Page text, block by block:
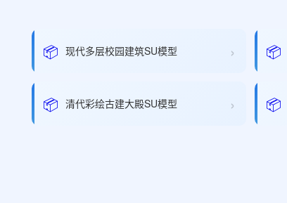
📦 现代多层校园建筑SU模型 › 📦
📦 清代彩绘古建大殿SU模型 › 📦